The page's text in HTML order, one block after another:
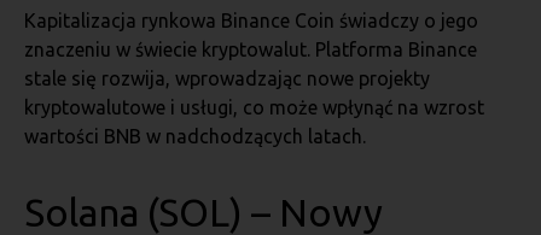
Kapitalizacja rynkowa Binance Coin świadczy o jego
znaczeniu w świecie kryptowalut. Platforma Binance
stale się rozwija, wprowadzając nowe projekty
kryptowalutowe i usługi, co może wpłynąć na wzrost
wartości BNB w nadchodzących latach.
Solana (SOL) – Nowy